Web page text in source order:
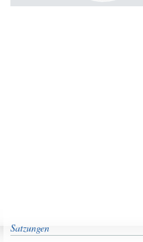
Satzungen